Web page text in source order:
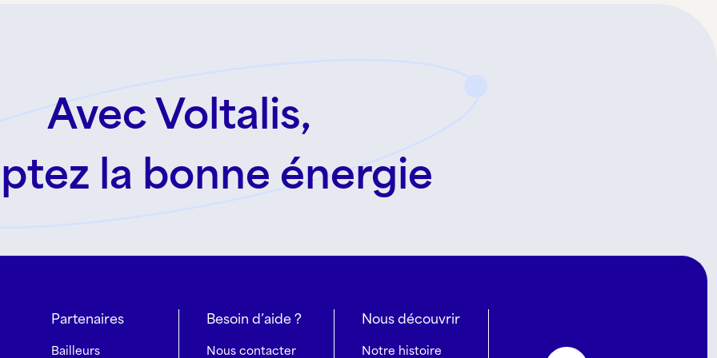
Avec Voltalis,
la bonne énergie
Partenaires
Bailleurs
Besoin d’aide ?
Nous contacter
Nous découvrir
Notre histoire